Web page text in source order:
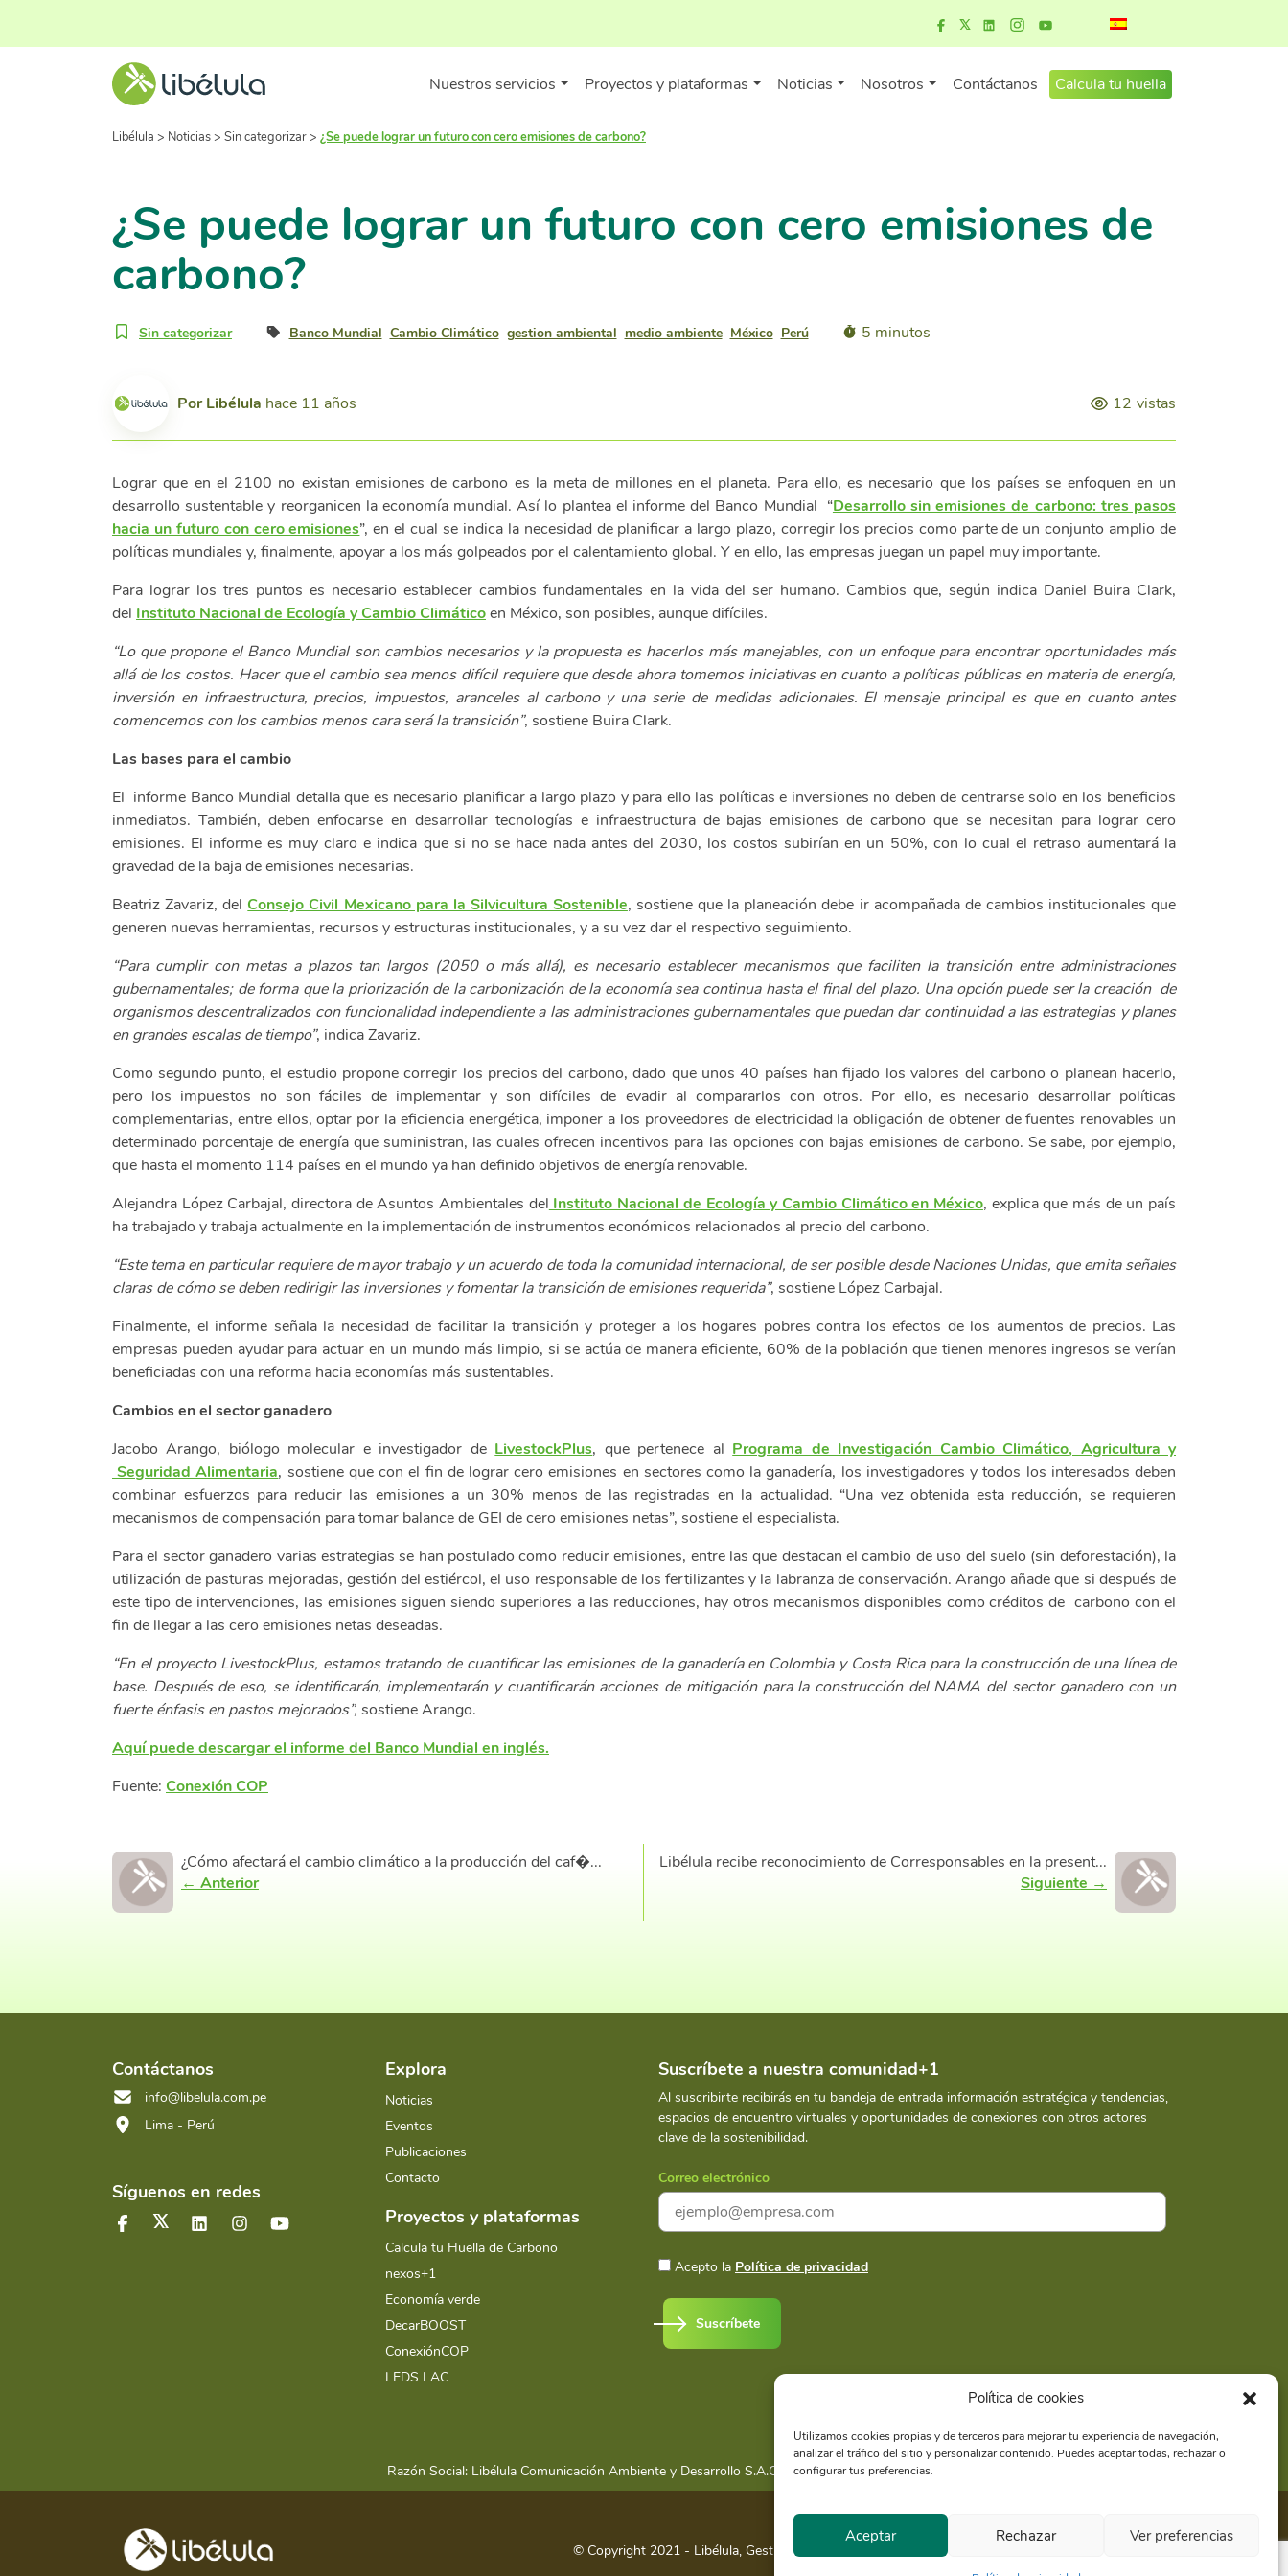
Política de cookies
Utilizamos cookies propias y de terceros para mejorar tu experiencia de navegación,
analizar el tráfico del sitio y personalizar contenido. Puedes aceptar todas, rechazar o
configurar tus preferencias.
Aceptar Rechazar Ver preferencias
Nuestros servicios Proyectos y plataformas Noticias Nosotros Contáctanos Calcula tu huella
Libélula > Noticias> Sin categorizar> ¿Se puede lograr un futuro con cero emisiones de carbono?
¿Se puede lograr un futuro con cero emisiones de
carbono?
Sin categorizar Banco Mundial Cambio Climático gestion ambiental medio ambiente México Perú 5 minutos
PorLibélula hace 11 años 12 vistas
Lograr que en el 2100 no existan emisiones de carbono es la meta de millones en el planeta. Para ello, es necesario que los países se enfoquen en un
desarrollo sustentable y reorganicen la economía mundial. Así lo plantea el informe del Banco Mundial “Desarrollo sin emisiones de carbono: tres pasos
hacia un futuro con cero emisiones”, en el cual se indica la necesidad de planificar a largo plazo, corregir los precios como parte de un conjunto amplio de
políticas mundiales y, finalmente, apoyar a los más golpeados por el calentamiento global. Y en ello, las empresas juegan un papel muy importante.
Para lograr los tres puntos es necesario establecer cambios fundamentales en la vida del ser humano. Cambios que, según indica Daniel Buira Clark,
del Instituto Nacional de Ecología y Cambio Climáticoen México, son posibles, aunque difíciles.
“Lo que propone el Banco Mundial son cambios necesarios y la propuesta es hacerlos más manejables, con un enfoque para encontrar oportunidades más
allá de los costos. Hacer que el cambio sea menos difícil requiere que desde ahora tomemos iniciativas en cuanto a políticas públicas en materia de energía,
inversión en infraestructura, precios, impuestos, aranceles al carbono y una serie de medidas adicionales. El mensaje principal es que en cuanto antes
comencemos con los cambios menos cara será la transición”, sostiene Buira Clark.
Las bases para el cambio
El informe Banco Mundial detalla que es necesario planificar a largo plazo y para ello las políticas e inversiones no deben de centrarse solo en los beneficios
inmediatos. También, deben enfocarse en desarrollar tecnologías e infraestructura de bajas emisiones de carbono que se necesitan para lograr cero
emisiones. El informe es muy claro e indica que si no se hace nada antes del 2030, los costos subirían en un 50%, con lo cual el retraso aumentará la
gravedad de la baja de emisiones necesarias.
Beatriz Zavariz, delConsejo Civil Mexicano para la Silvicultura Sostenible, sostiene que la planeación debe ir acompañada de cambios institucionales que
generen nuevas herramientas, recursos y estructuras institucionales, y a su vez dar el respectivo seguimiento.
“Para cumplir con metas a plazos tan largos (2050 o más allá), es necesario establecer mecanismos que faciliten la transición entre administraciones
gubernamentales; de forma que la priorización de la carbonización de la economía sea continua hasta el final del plazo. Una opción puede ser la creación de
organismos descentralizados con funcionalidad independiente a las administraciones gubernamentales que puedan dar continuidad a las estrategias y planes
en grandes escalas de tiempo”, indica Zavariz.
Como segundo punto, el estudio propone corregir los precios del carbono, dado que unos 40 países han fijado los valores del carbono o planean hacerlo,
pero los impuestos no son fáciles de implementar y son difíciles de evadir al compararlos con otros. Por ello, es necesario desarrollar políticas
complementarias, entre ellos, optar por la eficiencia energética, imponer a los proveedores de electricidad la obligación de obtener de fuentes renovables un
determinado porcentaje de energía que suministran, las cuales ofrecen incentivos para las opciones con bajas emisiones de carbono. Se sabe, por ejemplo,
que hasta el momento 114 países en el mundo ya han definido objetivos de energía renovable.
Alejandra López Carbajal, directora de Asuntos Ambientales del Instituto Nacional de Ecología y Cambio Climático en México, explica que más de un país
ha trabajado y trabaja actualmente en la implementación de instrumentos económicos relacionados al precio del carbono.
“Este tema en particular requiere de mayor trabajo y un acuerdo de toda la comunidad internacional, de ser posible desde Naciones Unidas, que emita señales
claras de cómo se deben redirigir las inversiones y fomentar la transición de emisiones requerida”, sostiene López Carbajal.
Finalmente, el informe señala la necesidad de facilitar la transición y proteger a los hogares pobres contra los efectos de los aumentos de precios. Las
empresas pueden ayudar para actuar en un mundo más limpio, si se actúa de manera eficiente, 60% de la población que tienen menores ingresos se verían
beneficiadas con una reforma hacia economías más sustentables.
Cambios en el sector ganadero
Jacobo Arango, biólogo molecular e investigador de LivestockPlus, que pertenece al Programa de Investigación Cambio Climático, Agricultura y
Seguridad Alimentaria, sostiene que con el fin de lograr cero emisiones en sectores como la ganadería, los investigadores y todos los interesados deben
combinar esfuerzos para reducir las emisiones a un 30% menos de las registradas en la actualidad. “Una vez obtenida esta reducción, se requieren
mecanismos de compensación para tomar balance de GEI de cero emisiones netas”, sostiene el especialista.
Para el sector ganadero varias estrategias se han postulado como reducir emisiones, entre las que destacan el cambio de uso del suelo (sin deforestación), la
utilización de pasturas mejoradas, gestión del estiércol, el uso responsable de los fertilizantes y la labranza de conservación. Arango añade que si después de
este tipo de intervenciones, las emisiones siguen siendo superiores a las reducciones, hay otros mecanismos disponibles como créditos de carbono con el
fin de llegar a las cero emisiones netas deseadas.
“En el proyecto LivestockPlus, estamos tratando de cuantificar las emisiones de la ganadería en Colombia y Costa Rica para la construcción de una línea de
base. Después de eso, se identificarán, implementarán y cuantificarán acciones de mitigación para la construcción del NAMA del sector ganadero con un
fuerte énfasis en pastos mejorados”, sostiene Arango.
Aquí puede descargar el informe del Banco Mundial en inglés.
Fuente: Conexión COP
¿Cómo afectará el cambio climático a la producción del caf�...
← Anterior
Libélula recibe reconocimiento de Corresponsables en la present...
Siguiente →
Contáctanos
info@libelula.com.pe
Lima - Perú
Síguenos en redes
Explora
Noticias
Eventos
Publicaciones
Contacto
Proyectos y plataformas
Calcula tu Huella de Carbono
nexos+1
Economía verde
DecarBOOST
ConexiónCOP
LEDS LAC
Suscríbete a nuestra comunidad+1
Al suscribirte recibirás en tu bandeja de entrada información estratégica y tendencias,
espacios de encuentro virtuales y oportunidades de conexiones con otros actores
clave de la sostenibilidad.
Correo electrónico
Acepto la Política de privacidad
Suscríbete
Razón Social: Libélula Comunicación Ambiente y Desarrollo S.A.C. RUC 20516020211
© Copyright 2021 - Libélula, Gestión en Cambio Climático y Comunicación |